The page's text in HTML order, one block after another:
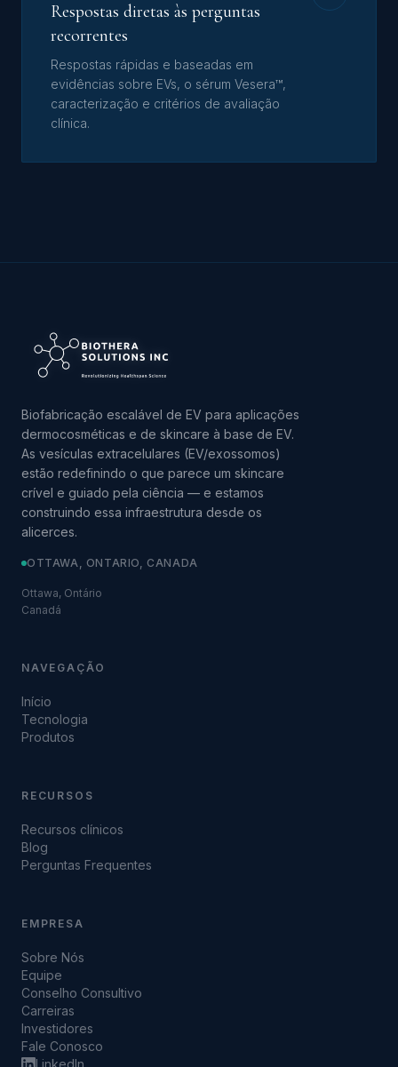
Respostas diretas às perguntas
recorrentes
Respostas rápidas e baseadas em
evidências sobre EVs, o sérum Vesera™,
caracterização e critérios de avaliação
clínica.
Biofabricação escalável de EV para aplicações
dermocosméticas e de skincare à base de EV.
As vesículas extracelulares (EV/exossomos)
estão redefinindo o que parece um skincare
crível e guiado pela ciência — e estamos
construindo essa infraestrutura desde os
alicerces.
OTTAWA, ONTARIO, CANADA
Ottawa, Ontário
Canadá
NAVEGAÇÃO
Início
Tecnologia
Produtos
RECURSOS
Recursos clínicos
Blog
Perguntas Frequentes
EMPRESA
Sobre Nós
Equipe
Conselho Consultivo
Carreiras
Investidores
Fale Conosco
LinkedIn